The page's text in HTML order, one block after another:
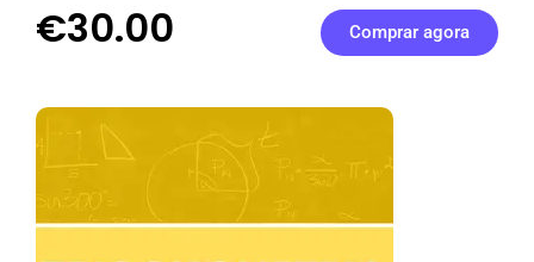
€30.00 Comprar agora